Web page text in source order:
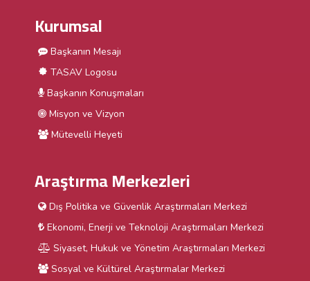
Kurumsal
Başkanın Mesajı
TASAV Logosu
Başkanın Konuşmaları
Misyon ve Vizyon
Mütevelli Heyeti
Araştırma Merkezleri
Dış Politika ve Güvenlik Araştırmaları Merkezi
Ekonomi, Enerji ve Teknoloji Araştırmaları Merkezi
Siyaset, Hukuk ve Yönetim Araştırmaları Merkezi
Sosyal ve Kültürel Araştırmalar Merkezi